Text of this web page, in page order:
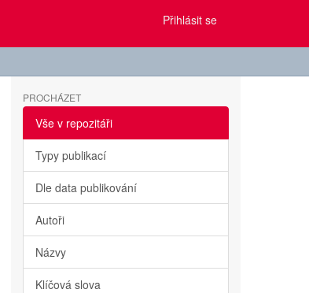
Přihlásit se
PROCHÁZET
Vše v repozitáři
Typy publikací
Dle data publikování
Autoři
Názvy
Klíčová slova